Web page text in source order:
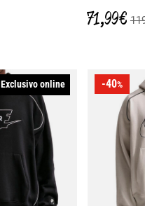
71,99 €
Exclusivo online -40%